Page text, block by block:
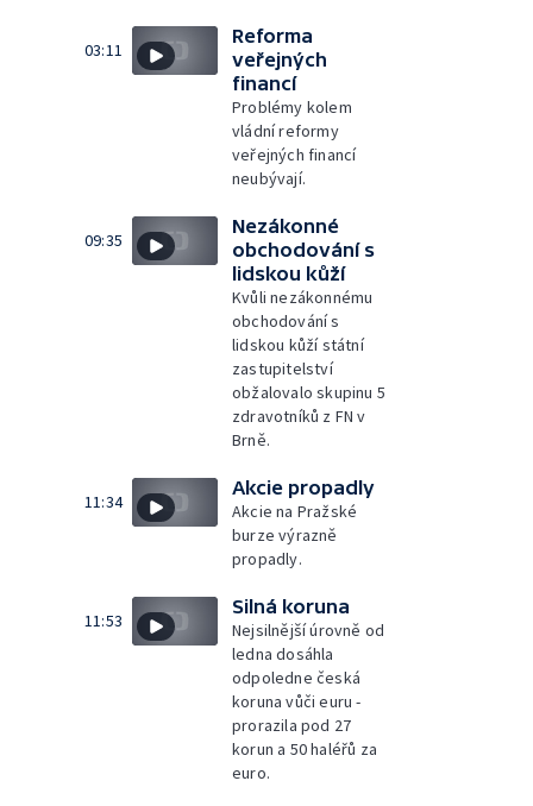
03:11
Reforma
veřejných
financí
Problémy kolem
vládní reformy
veřejných financí
neubývají.
09:35
Nezákonné
obchodování s
lidskou kůží
Kvůli nezákonnému
obchodování s
lidskou kůží státní
zastupitelství
obžalovalo skupinu 5
zdravotníků z FN v
Brně.
11:34
Akcie propadly
Akcie na Pražské
burze výrazně
propadly.
11:53
Silná koruna
Nejsilnější úrovně od
ledna dosáhla
odpoledne česká
koruna vůči euru -
prorazila pod 27
korun a 50 haléřů za
euro.